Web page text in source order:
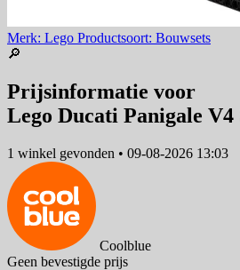
Merk: Lego Productsoort: Bouwsets
🔎
Prijsinformatie voor
Lego Ducati Panigale V4
1 winkel gevonden • 09-08-2026 13:03
Coolblue
Geen bevestigde prijs